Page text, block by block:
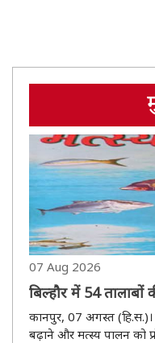
07 Aug 2026
बिल्हौर में 54
अगस्त को : मनीष
कानपुर, 07 अगस्त
बढ़ाने और मत्स्य पालन को